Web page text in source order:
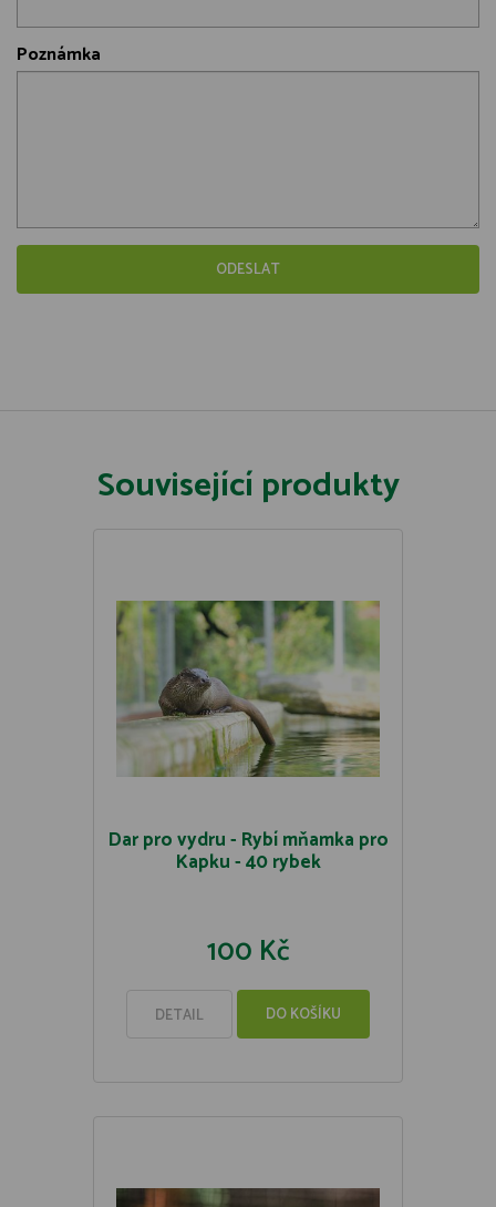
Poznámka
Související produkty
Dar pro vydru - Rybí mňamka pro
Kapku - 40 rybek
100 Kč
DETAIL DO KOŠÍKU